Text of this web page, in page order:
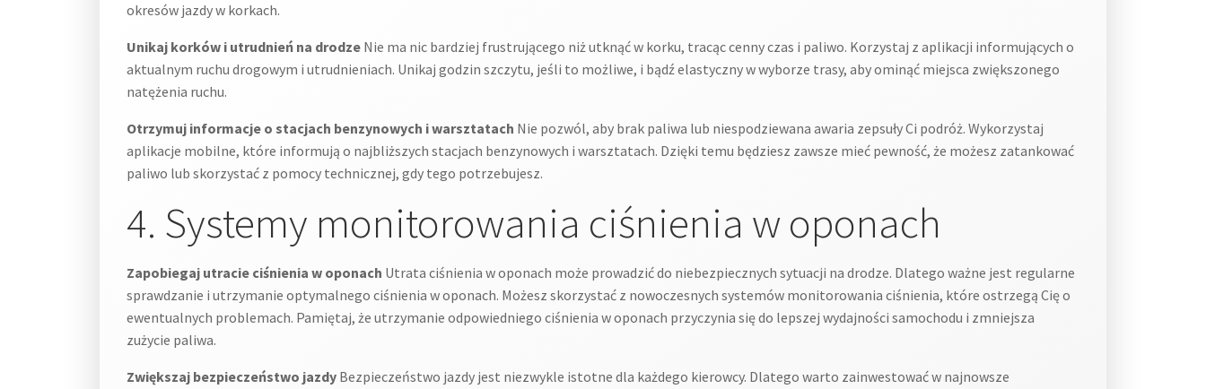
okresów jazdy w korkach.
Unikaj korków i utrudnień na drodze Nie ma nic bardziej frustrującego niż utknąć w korku, tracąc cenny czas i paliwo. Korzystaj z aplikacji informujących o
aktualnym ruchu drogowym i utrudnieniach. Unikaj godzin szczytu, jeśli to możliwe, i bądź elastyczny w wyborze trasy, aby ominąć miejsca zwiększonego
natężenia ruchu.
Otrzymuj informacje o stacjach benzynowych i warsztatach Nie pozwól, aby brak paliwa lub niespodziewana awaria zepsuły Ci podróż. Wykorzystaj
aplikacje mobilne, które informują o najbliższych stacjach benzynowych i warsztatach. Dzięki temu będziesz zawsze mieć pewność, że możesz zatankować
paliwo lub skorzystać z pomocy technicznej, gdy tego potrzebujesz.
4. Systemy monitorowania ciśnienia w oponach
Zapobiegaj utracie ciśnienia w oponach Utrata ciśnienia w oponach może prowadzić do niebezpiecznych sytuacji na drodze. Dlatego ważne jest regularne
sprawdzanie i utrzymanie optymalnego ciśnienia w oponach. Możesz skorzystać z nowoczesnych systemów monitorowania ciśnienia, które ostrzegą Cię o
ewentualnych problemach. Pamiętaj, że utrzymanie odpowiedniego ciśnienia w oponach przyczynia się do lepszej wydajności samochodu i zmniejsza
zużycie paliwa.
Zwiększaj bezpieczeństwo jazdy Bezpieczeństwo jazdy jest niezwykle istotne dla każdego kierowcy. Dlatego warto zainwestować w najnowsze